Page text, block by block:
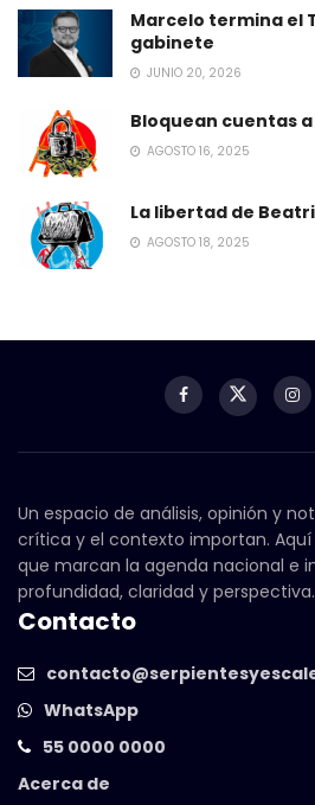
Marcelo termina el
gabinete
JUNIO 20, 2026
Bloquean cuentas
AGOSTO 16, 2025
La libertad de
AGOSTO 18, 2025
Un espacio de análisis, opinión y
crítica y el contexto importan.
que marcan la agenda nacional e
profundidad, claridad y perspectiva.
Contacto
WhatsApp
55 0000 0000
Acerca de